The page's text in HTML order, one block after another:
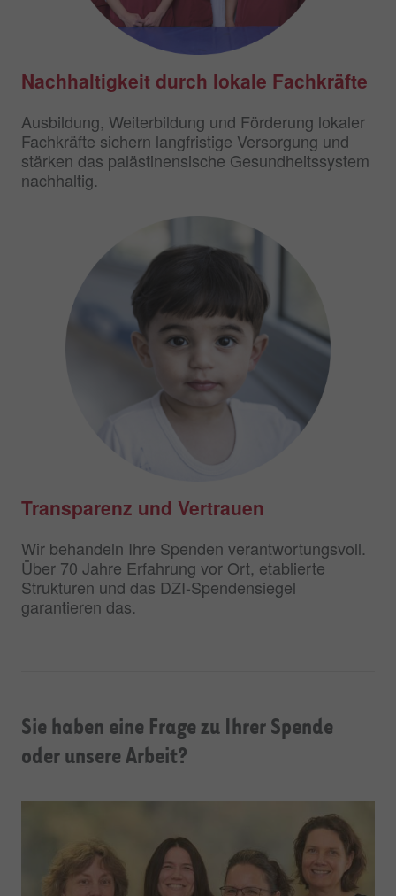
Nachhaltigkeit durch lokale Fachkräfte
Ausbildung, Weiterbildung und Förderung lokaler
Fachkräfte sichern langfristige Versorgung und
stärken das palästinensische Gesundheitssystem
nachhaltig.
Transparenz und Vertrauen
Wir behandeln Ihre Spenden verantwortungsvoll.
Über 70 Jahre Erfahrung vor Ort, etablierte
Strukturen und das DZI-Spendensiegel
garantieren das.
Sie haben eine Frage zu Ihrer Spende
oder unsere Arbeit?